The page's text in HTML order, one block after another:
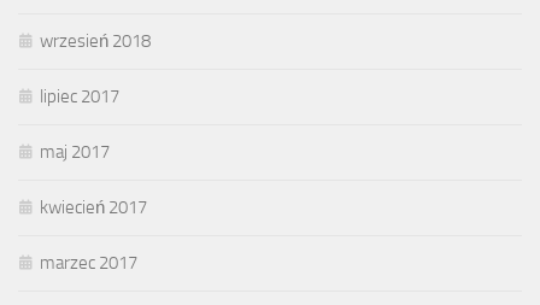
wrzesień 2018
lipiec 2017
maj 2017
kwiecień 2017
marzec 2017